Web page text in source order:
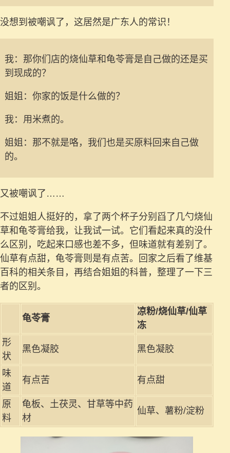
没想到被嘲讽了，这居然是广东人的常识！
我：那你们店的烧仙草和龟苓膏是自己做的还是买
到现成的？
姐姐：你家的饭是什么做的？
我：用米煮的。
姐姐：那不就是咯，我们也是买原料回来自己做
的。
又被嘲讽了……
不过姐姐人挺好的，拿了两个杯子分别舀了几勺烧仙
草和龟苓膏给我，让我试一试。它们看起来真的没什
么区别，吃起来口感也差不多，但味道就有差别了。
仙草有点甜，龟苓膏则是有点苦。回家之后看了维基
百科的相关条目，再结合姐姐的科普，整理了一下三
者的区别。
龟苓膏
凉粉/烧仙草/仙草
冻
形
状
黑色凝胶 黑色凝胶
味
道
有点苦 有点甜
原
料
龟板、土茯灵、甘草等中药
材
仙草、薯粉/淀粉